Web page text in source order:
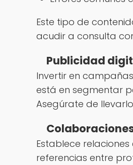
Este tipo de
acudir a consulta
Publicidad
Invertir en
está en segmentar
Asegúrate de
Establece
referencias entre